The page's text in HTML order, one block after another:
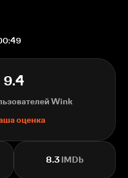
9.4
Wink
оценка
8.3 IMDb